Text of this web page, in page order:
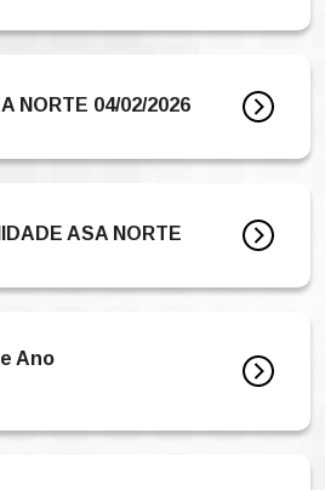
NORTE 04/02/2026
ASA NORTE
Ano